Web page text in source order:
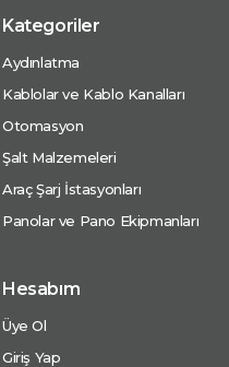
Kategoriler
Aydınlatma
Kablolar ve Kablo Kanalları
Otomasyon
Şalt Malzemeleri
Araç Şarj İstasyonları
Panolar ve Pano Ekipmanları
Hesabım
Üye Ol
Giriş Yap